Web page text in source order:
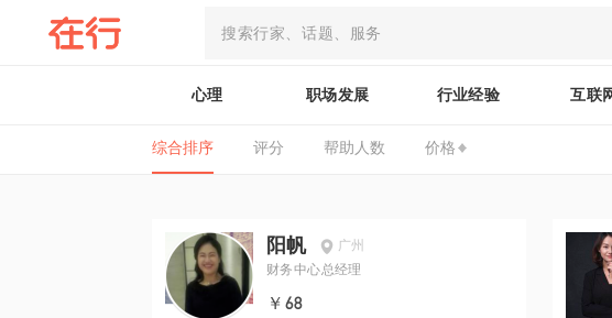
心理 职场发展 行业经验 互联
综合排序 评分 帮助人数 价格
阳帆
广州
财务中心总经理
￥68